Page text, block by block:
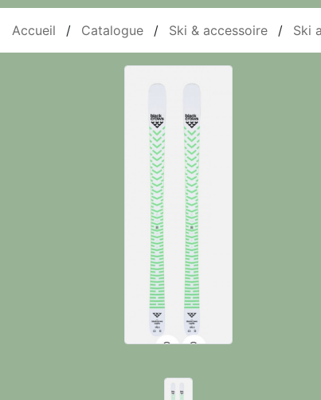
Accueil / Catalogue / Ski & accessoire / Ski